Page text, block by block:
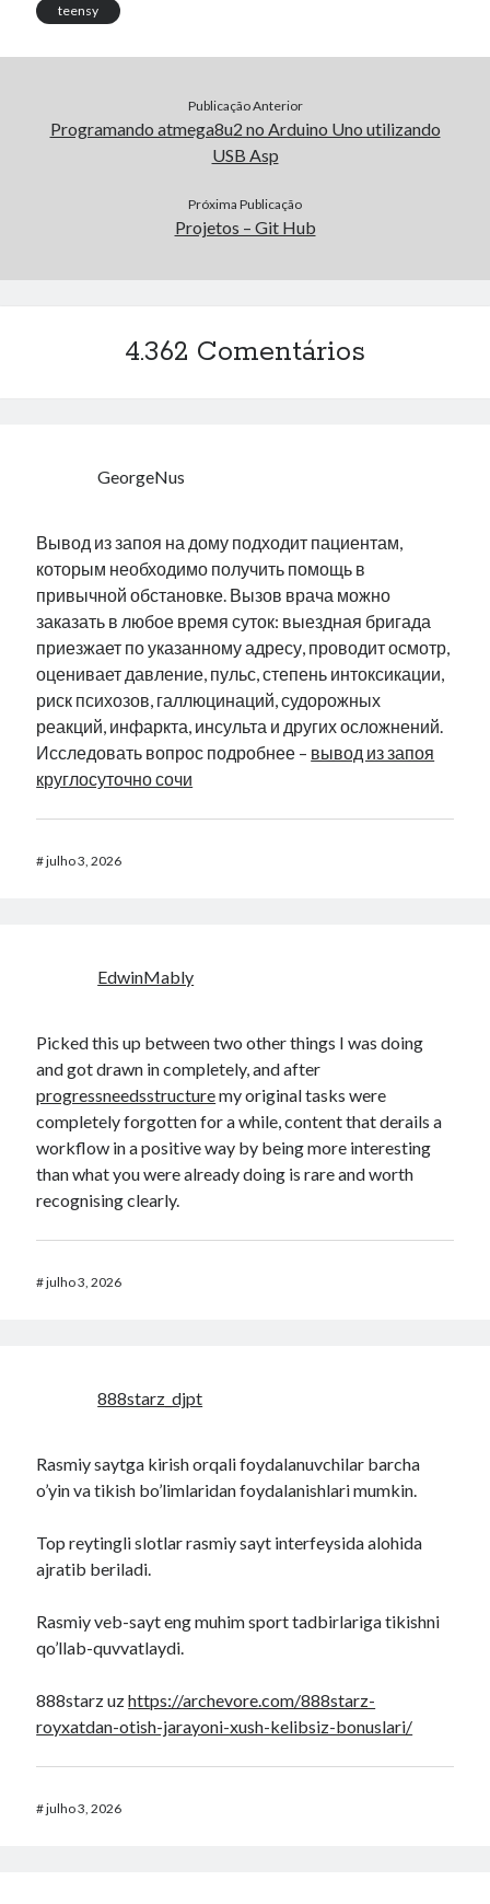
teensy
Publicação Anterior
Programando atmega8u2 no Arduino Uno utilizando
USB Asp
Próxima Publicação
Projetos – Git Hub
4.362 Comentários
GeorgeNus
Вывод из запоя на дому подходит пациентам,
которым необходимо получить помощь в
привычной обстановке. Вызов врача можно
заказать в любое время суток: выездная бригада
приезжает по указанному адресу, проводит осмотр,
оценивает давление, пульс, степень интоксикации,
риск психозов, галлюцинаций, судорожных
реакций, инфаркта, инсульта и других осложнений.
Исследовать вопрос подробнее – вывод из запоя
круглосуточно сочи
#julho 3, 2026
EdwinMably
Picked this up between two other things I was doing
and got drawn in completely, and after
progressneedsstructuremy original tasks were
completely forgotten for a while, content that derails a
workflow in a positive way by being more interesting
than what you were already doing is rare and worth
recognising clearly.
#julho 3, 2026
888starz_djpt
Rasmiy saytga kirish orqali foydalanuvchilar barcha
o’yin va tikish bo’limlaridan foydalanishlari mumkin.
Top reytingli slotlar rasmiy sayt interfeysida alohida
ajratib beriladi.
Rasmiy veb-sayt eng muhim sport tadbirlariga tikishni
qo’llab-quvvatlaydi.
888starz uzhttps://archevore.com/888starz-
royxatdan-otish-jarayoni-xush-kelibsiz-bonuslari/
#julho 3, 2026